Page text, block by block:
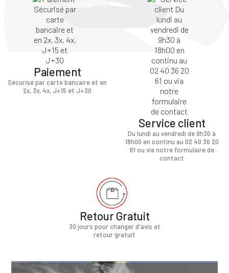
Paiement
Sécurisé par carte bancaire et en
2x, 3x, 4x, J+15 et J+30
Service client
Du lundi au vendredi de 9h30 à
18h00 en continu au 02 40 36 20
61 ou via notre formulaire de
contact
Retour Gratuit
30 jours pour changer d'avis et
retour gratuit